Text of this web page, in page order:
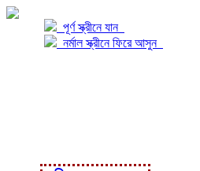
পূর্ণ স্ক্রীনে যান
নর্মাল স্ক্রীনে ফিরে আসুন